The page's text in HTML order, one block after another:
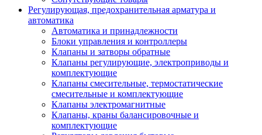
Регулирующая, предохранительная арматура и
автоматика
Автоматика и принадлежности
Блоки управления и контроллеры
Клапаны и затворы обратные
Клапаны регулирующие, электроприводы и
комплектующие
Клапаны смесительные, термостатические
смесительные и комплектующие
Клапаны электромагнитные
Клапаны, краны балансировочные и
комплектующие